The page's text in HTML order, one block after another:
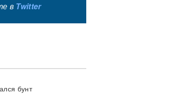
в Twitter
бунт